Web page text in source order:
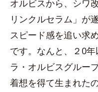
オルビスから、シ
リンクルセラム」が
スピード感を追い求
です。なんと、２0
ラ・オルビスグルー
着想を得て生まれた